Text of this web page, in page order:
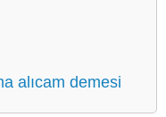
alıcam demesi